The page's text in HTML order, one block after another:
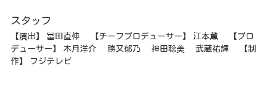
スタッフ
【演出】 冨田直伸 【チーフプロデューサー】 江本薫 【プロ
デューサー】 木月洋介 勝又郁乃 神田聡美 武蔵祐輝 【制
作】 フジテレビ